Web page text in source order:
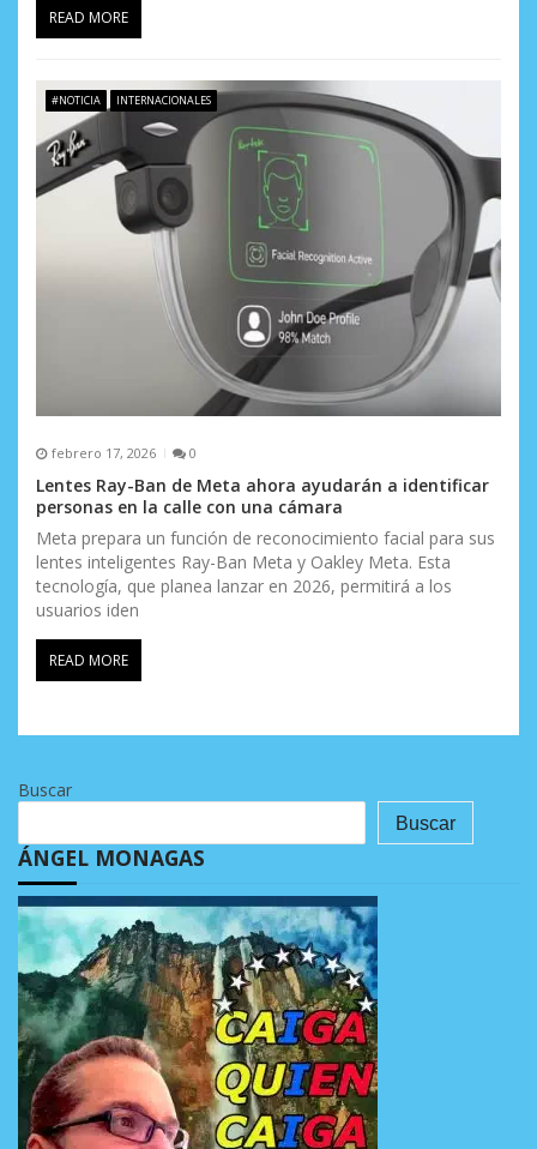
READ MORE
#NOTICIA INTERNACIONALES
febrero 17, 2026 0
Lentes Ray-Ban de Meta ahora ayudarán a identificar
personas en la calle con una cámara
Meta prepara un función de reconocimiento facial para sus
lentes inteligentes Ray-Ban Meta y Oakley Meta. Esta
tecnología, que planea lanzar en 2026, permitirá a los
usuarios iden
READ MORE
Buscar
Buscar
ÁNGEL MONAGAS